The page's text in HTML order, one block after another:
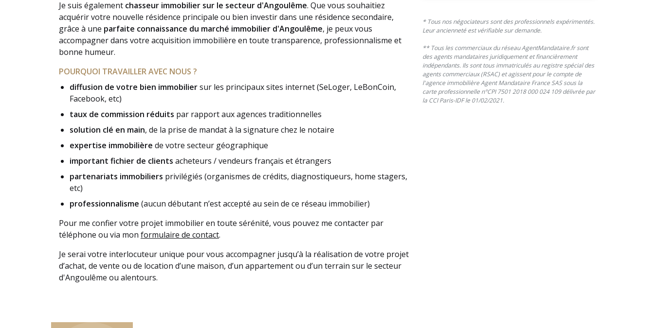
* Tous nos négociateurs sont des professionnels expérimentés.
Leur ancienneté est vérifiable sur demande.
** Tous les commerciaux du réseau AgentMandataire.fr sont
des agents mandataires juridiquement et financièrement
indépendants. Ils sont tous immatriculés au registre spécial des
agents commerciaux (RSAC) et agissent pour le compte de
l'agence immobilière Agent Mandataire France SAS sous la
carte professionnelle n°CPI 7501 2018 000 024 109 délivrée par
la CCI Paris-IDF le 01/02/2021.
Je suis également chasseur immobilier sur le secteur d'Angoulême. Que vous souhaitiez
acquérir votre nouvelle résidence principale ou bien investir dans une résidence secondaire,
grâce à une parfaite connaissance du marché immobilier d'Angoulême, je peux vous
accompagner dans votre acquisition immobilière en toute transparence, professionnalisme et
bonne humeur.
POURQUOI TRAVAILLER AVEC NOUS ?
diffusion de votre bien immobiliersur les principaux sites internet (SeLoger, LeBonCoin,
Facebook, etc)
taux de commission réduits par rapport aux agences traditionnelles
solution clé en main, de la prise de mandat à la signature chez le notaire
expertise immobilière de votre secteur géographique
important fichier de clients acheteurs / vendeurs français et étrangers
partenariats immobiliers privilégiés (organismes de crédits, diagnostiqueurs, home stagers,
etc)
professionnalisme (aucun débutant n’est accepté au sein de ce réseau immobilier)
Pour me confier votre projet immobilier en toute sérénité, vous pouvez me contacter par
téléphone ou via mon formulaire de contact.
Je serai votre interlocuteur unique pour vous accompagner jusqu’à la réalisation de votre projet
d’achat, de vente ou de location d’une maison, d’un appartement ou d’un terrain sur le secteur
d'Angoulême ou alentours.